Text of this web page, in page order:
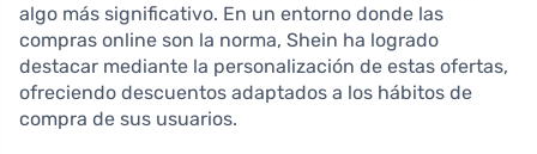
algo más significativo. En un entorno donde las
compras online son la norma, Shein ha logrado
destacar mediante la personalización de estas ofertas,
ofreciendo descuentos adaptados a los hábitos de
compra de sus usuarios.